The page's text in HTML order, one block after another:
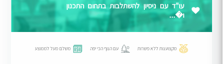
עו"ד עם ניסיון להשתלבות בתחום התכנון
ו�...
מקצוענות ללא פשרות עם הנוף הכי יפה משלם מעל לממוצע